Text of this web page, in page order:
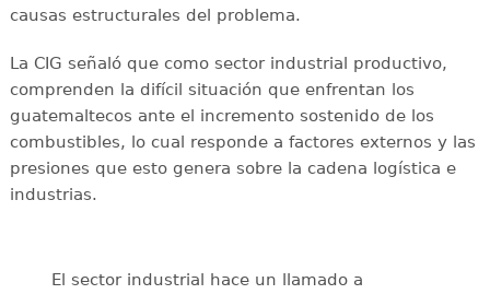
causas estructurales del problema.
La CIG señaló que como sector industrial productivo,
comprenden la difícil situación que enfrentan los
guatemaltecos ante el incremento sostenido de los
combustibles, lo cual responde a factores externos y las
presiones que esto genera sobre la cadena logística e
industrias.
El sector industrial hace un llamado a